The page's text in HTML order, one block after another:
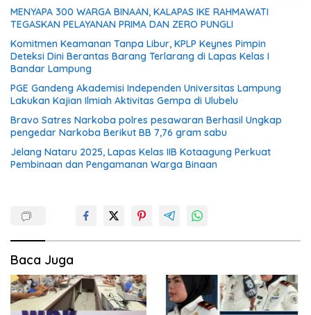
MENYAPA 300 WARGA BINAAN, KALAPAS IKE RAHMAWATI
TEGASKAN PELAYANAN PRIMA DAN ZERO PUNGLI
Komitmen Keamanan Tanpa Libur, KPLP Keynes Pimpin
Deteksi Dini Berantas Barang Terlarang di Lapas Kelas I
Bandar Lampung
PGE Gandeng Akademisi Independen Universitas Lampung
Lakukan Kajian Ilmiah Aktivitas Gempa di Ulubelu
Bravo Satres Narkoba polres pesawaran Berhasil Ungkap
pengedar Narkoba Berikut BB 7,76 gram sabu
Jelang Nataru 2025, Lapas Kelas IIB Kotaagung Perkuat
Pembinaan dan Pengamanan Warga Binaan
Baca Juga